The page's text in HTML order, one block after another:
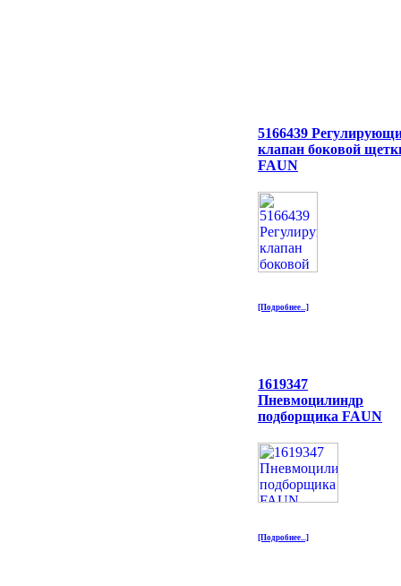
5166439
клапан боковой
FAUN
[Подробнее...]
1619347
Пневмоцилиндр
подборщика FAUN
[Подробнее...]